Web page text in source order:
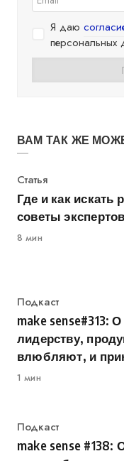
Я даю
персональных
ВАМ ТАК ЖЕ
Категория
Статья
Где и как искать
советы экспертов
8 мин
Категория
Подкаст
make sense#313:
лидерству,
влюбляют, и
1 мин
Категория
Подкаст
make sense #138: